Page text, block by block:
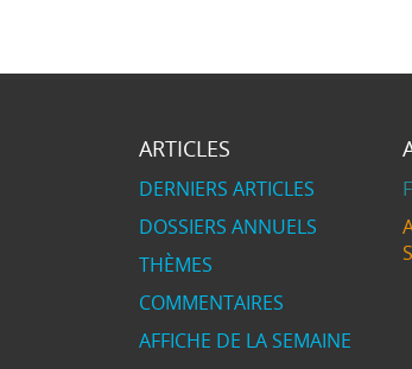
ARTICLES
DERNIERS ARTICLES
DOSSIERS ANNUELS
THÈMES
COMMENTAIRES
AFFICHE DE LA SEMAINE